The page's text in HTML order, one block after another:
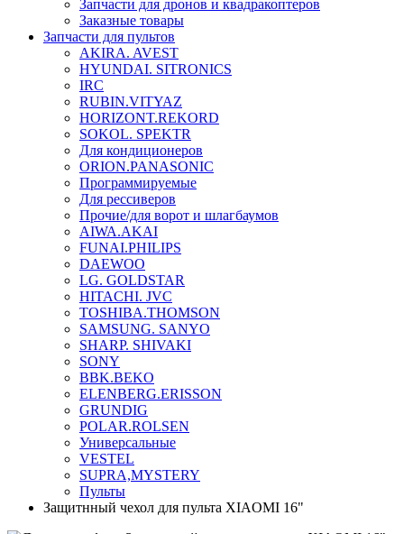
Запчасти для дронов и квадракоптеров
Заказные товары
Запчасти для пультов
AKIRA. AVEST
HYUNDAI. SITRONICS
IRC
RUBIN.VITYAZ
HORIZONT.REKORD
SOKOL. SPEKTR
Для кондиционеров
ORION.PANASONIC
Программируемые
Для рессиверов
Прочие/для ворот и шлагбаумов
AIWA.AKAI
FUNAI.PHILIPS
DAEWOO
LG. GOLDSTAR
HITACHI. JVC
TOSHIBA.THOMSON
SAMSUNG. SANYO
SHARP. SHIVAKI
SONY
BBK.BEKO
ELENBERG.ERISSON
GRUNDIG
POLAR.ROLSEN
Универсальные
VESTEL
SUPRA,MYSTERY
Пульты
Защитнный чехол для пульта XIAOMI 16"